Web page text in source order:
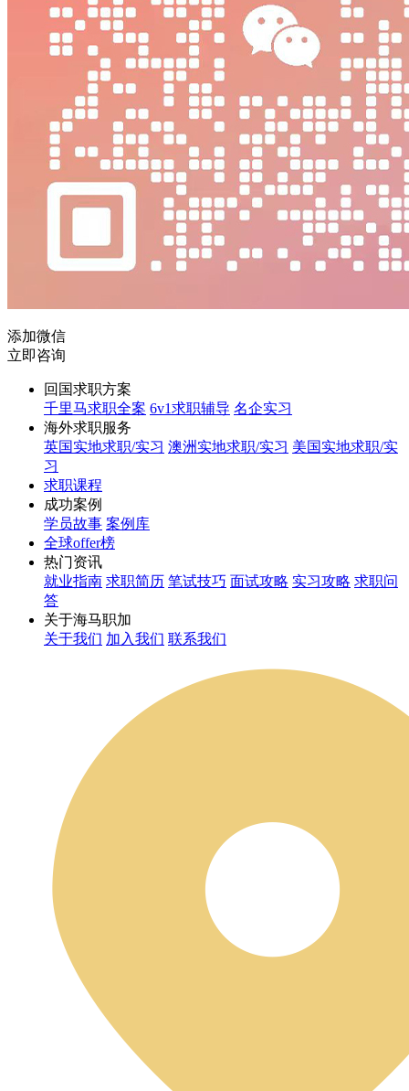
添加微信
立即咨询
回国求职方案
千里马求职全案 6v1求职辅导 名企实习
海外求职服务
英国实地求职/实习 澳洲实地求职/实习 美国实地求职/实
习
求职课程
成功案例
学员故事 案例库
全球offer榜
热门资讯
就业指南 求职简历 笔试技巧 面试攻略 实习攻略 求职问
答
关于海马职加
关于我们 加入我们 联系我们